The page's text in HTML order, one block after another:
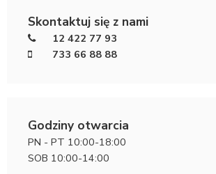
Skontaktuj się z nami
12 422 77 93
733 66 88 88
Godziny otwarcia
PN - PT 10:00-18:00
SOB 10:00-14:00